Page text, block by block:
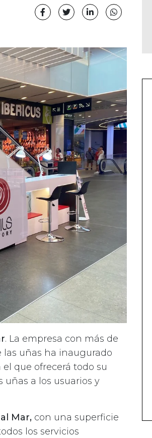
. La empresa con más de
las uñas ha inaugurado
que ofrecerá todo su
a los usuarios y
Mar, con una superficie
los servicios